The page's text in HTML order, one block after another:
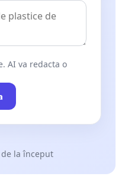
AI va redacta o
la început